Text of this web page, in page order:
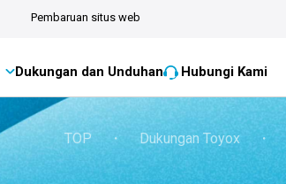
Pembaruan situs web
Dukungan dan Unduhan Hubungi Kami
TOP ・ Dukungan Toyox ・